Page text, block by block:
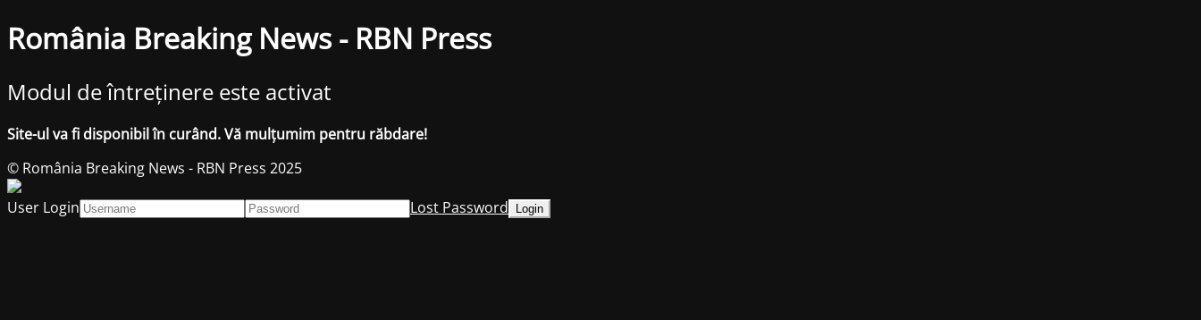
România Breaking News - RBN Press
Modul de întreținere este activat
Site-ul va fi disponibil în curând. Vă mulțumim pentru răbdare!
© România Breaking News - RBN Press 2025
User Login
Lost Password